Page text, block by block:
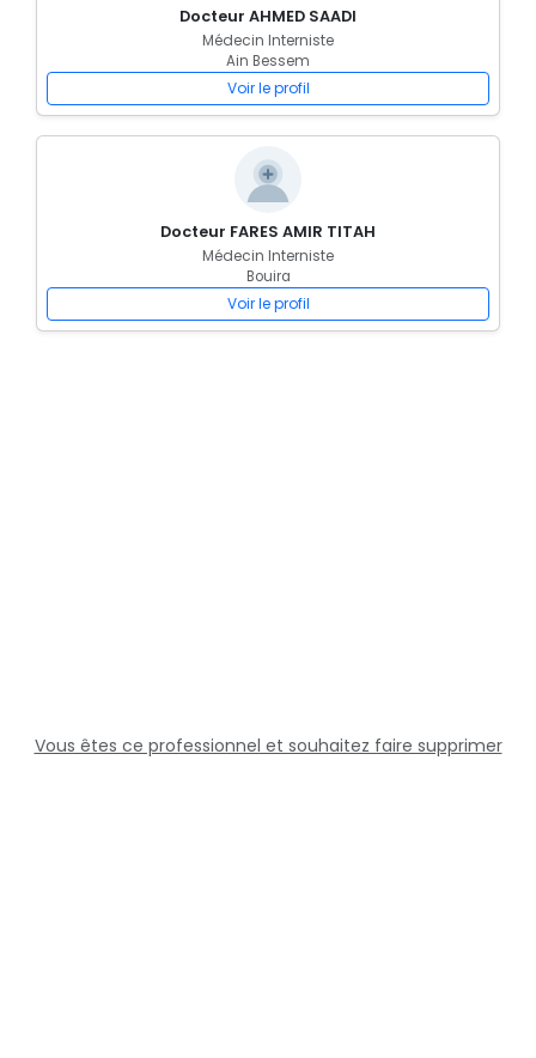
Docteur AHMED SAADI
Médecin Interniste
Ain Bessem
Voir le profil
Docteur FARES AMIR TITAH
Médecin Interniste
Bouira
Voir le profil
Vous êtes ce professionnel et souhaitez faire supprimer